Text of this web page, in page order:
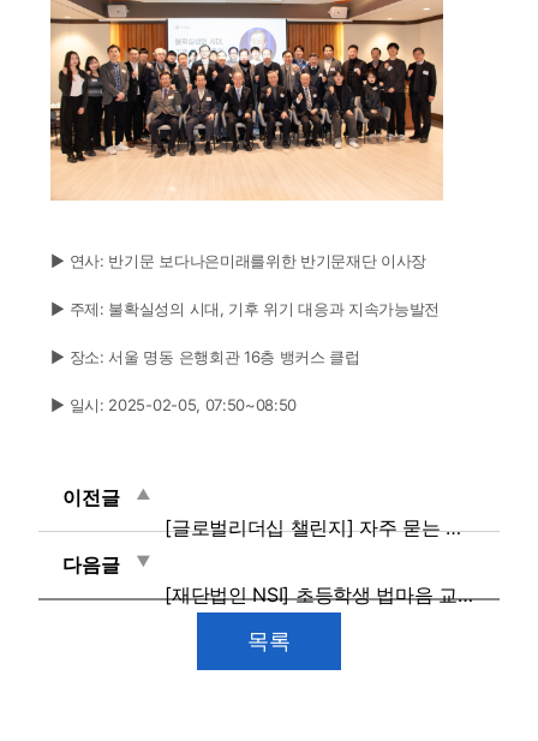
▶ 연사: 반기문 보다나은미래를위한 반기문재단 이사장
▶ 주제: 불확실성의 시대, 기후 위기 대응과 지속가능발전
▶ 장소: 서울 명동 은행회관 16층 뱅커스 클럽
▶ 일시: 2025-02-05, 07:50~08:50
이전글
[글로벌리더십 챌린지] 자주 묻는 질문
다음글
[재단법인 NSI] 초등학생 법마음 교육 대상학교 신청 결과
목록